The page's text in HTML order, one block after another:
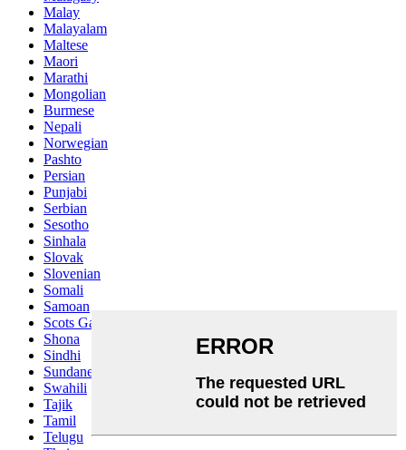
Malay
Malayalam
Maltese
Maori
Marathi
Mongolian
Burmese
Nepali
Norwegian
Pashto
Persian
Punjabi
Serbian
Sesotho
Sinhala
Slovak
Slovenian
Somali
Samoan
Scots Gaelic
Shona
Sindhi
Sundanese
Swahili
Tajik
Tamil
Telugu